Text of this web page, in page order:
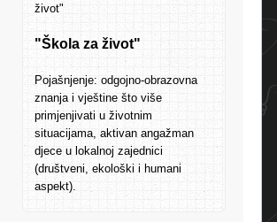
život"
"Škola za život"
Pojašnjenje: odgojno-obrazovna
znanja i vještine što više
primjenjivati u životnim
situacijama, aktivan angažman
djece u lokalnoj zajednici
(društveni, ekološki i humani
aspekt).